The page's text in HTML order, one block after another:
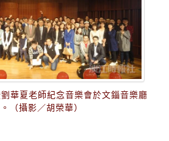
華夏老師紀念音樂會於文錙音樂廳
（攝影／胡榮華）